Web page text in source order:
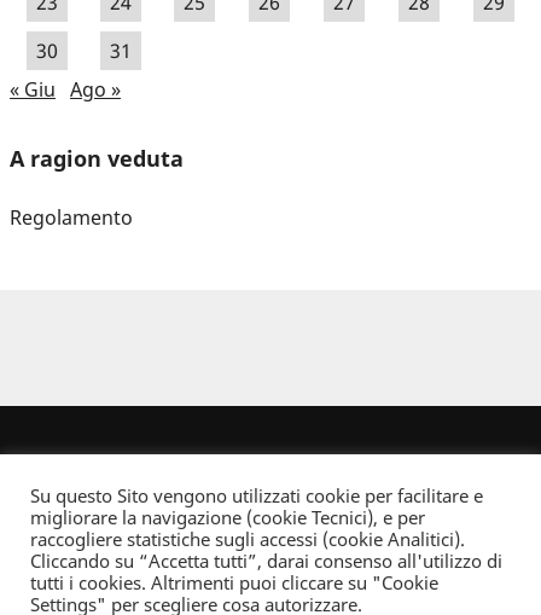
30
31
« Giu Ago »
A ragion veduta
Regolamento
Dove non indicato altrimenti quest’opera è distribuita con Licenza
Creative Commons Attribuzione - Non commerciale - Non opere derivate 2.5 Italia
Su questo Sito vengono utilizzati cookie per facilitare e
migliorare la navigazione (cookie Tecnici), e per
raccogliere statistiche sugli accessi (cookie Analitici).
Cliccando su “Accetta tutti”, darai consenso all'utilizzo di
tutti i cookies. Altrimenti puoi cliccare su "Cookie
Settings" per scegliere cosa autorizzare.